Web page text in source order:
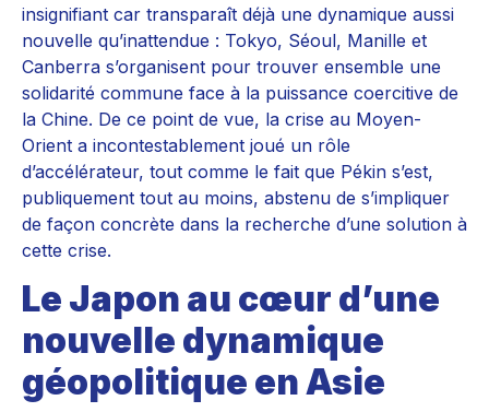
insignifiant car transparaît déjà une dynamique aussi
nouvelle qu’inattendue : Tokyo, Séoul, Manille et
Canberra s’organisent pour trouver ensemble une
solidarité commune face à la puissance coercitive de
la Chine. De ce point de vue, la crise au Moyen-
Orient a incontestablement joué un rôle
d’accélérateur, tout comme le fait que Pékin s’est,
publiquement tout au moins, abstenu de s’impliquer
de façon concrète dans la recherche d’une solution à
cette crise.
Le Japon au cœur d’une
nouvelle dynamique
géopolitique en Asie